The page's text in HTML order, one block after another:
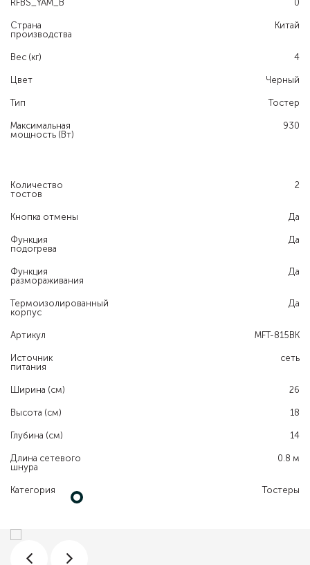
RFBS_YAM_B 0
Страна
производства
Китай
Вес (кг) 4
Цвет Черный
Тип Тостер
Максимальная
мощность (Вт)
930
Количество
тостов
2
Кнопка отмены Да
Функция
подогрева
Да
Функция
размораживания
Да
Термоизолированный
корпус
Да
Артикул MFT-815BK
Источник
питания
сеть
Ширина (см) 26
Высота (см) 18
Глубина (см) 14
Длина сетевого
шнура
0.8 м
Категория Тостеры